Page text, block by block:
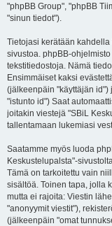
"phpBB Group", "phpBB
"sinun tiedot").
Tietojasi kerätään
sivustoa. phpBB-
tekstitiedostoja. Nämä
Ensimmäiset kaksi
(jälkeenpäin "käyttäjän
"istunto id") Saat
joitakin viestejä "SBiL
tallentamaan lukemiasi
Saatamme myös luoda
Keskustelupalsta"-
Tämä on tarkoitettu vain
sisältöä. Toinen tapa, jolla
mutta ei rajoita: Viestin
"anonyymit viestit"),
(jälkeenpäin "omat